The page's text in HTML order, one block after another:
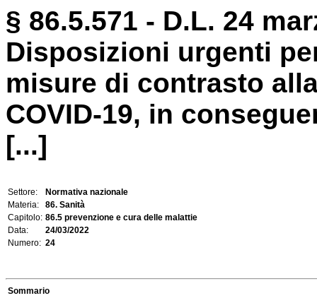
§ 86.5.571 - D.L. 24
Disposizioni urgenti
misure di contrasto
COVID-19, in
[...]
Settore:
Normativa nazionale
Materia:
86. Sanità
Capitolo: 86.5 prevenzione e cura delle malattie
Data:
24/03/2022
Numero: 24
Sommario